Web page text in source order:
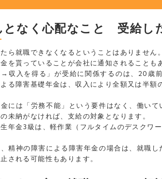
となく心配なこと 受給し
ら就職できなくなるということはありません。
を貰っていることが会社に通知されることも
→収入を得る」が受給に関係するのは、20歳
る障害基礎年金は、収入により全額又は半額
には「労務不能」という要件はなく、働い
未納がなければ、支給の対象となります。
年金3級は、軽作業（フルタイムのデスクワ
精神の障害による障害年金の場合は、就職
される可能性もあります。